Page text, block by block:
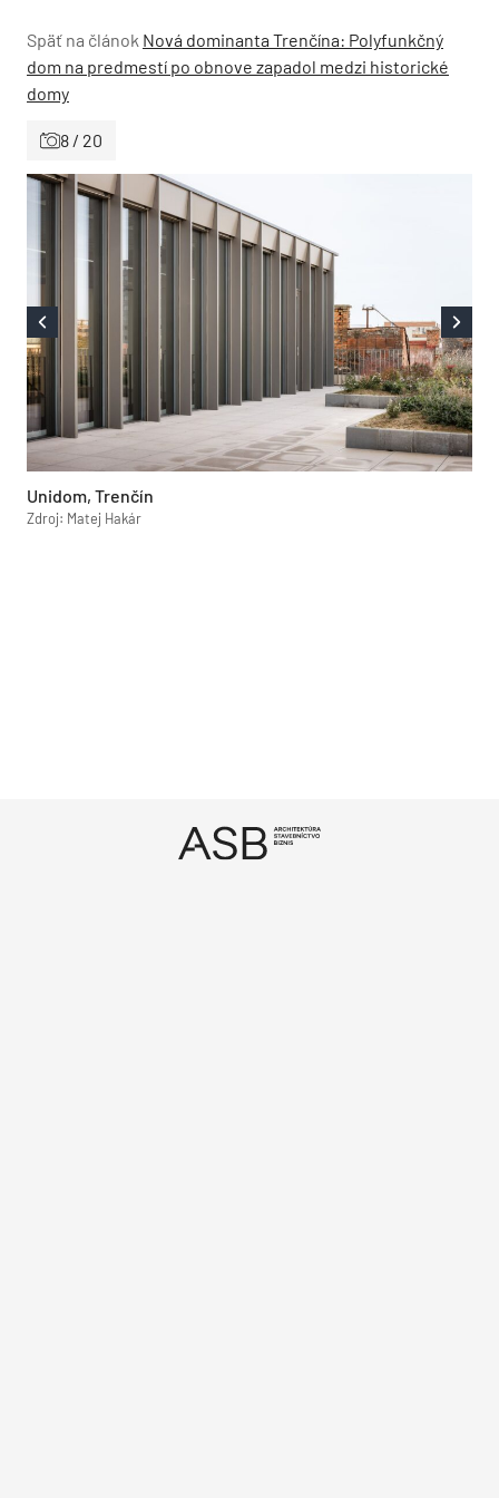
Späť na článok Nová dominanta Trenčína: Polyfunkčný
dom na predmestí po obnove zapadol medzi historické
domy
8 / 20
Unidom, Trenčín
Zdroj: Matej Hakár